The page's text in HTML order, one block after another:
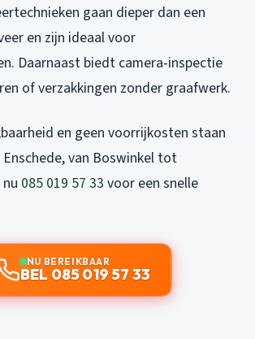
gaan dieper dan een
en zijn ideaal voor
Daarnaast biedt camera-inspectie
of verzakkingen zonder graafwerk.
en geen voorrijkosten staan
van Boswinkel tot
085 019 57 33 voor een snelle
NU BEREIKBAAR
BEL 085 019 57 33